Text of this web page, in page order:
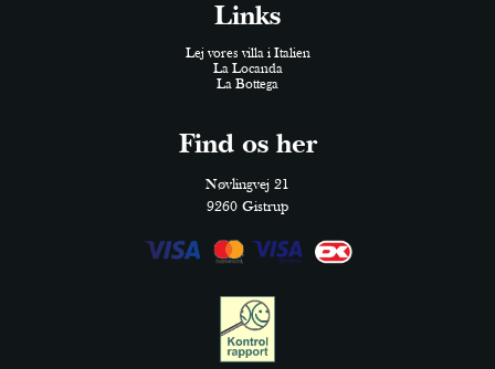
Links
Lej vores villa i Italien
La Locanda
La Bottega
Find os her
Nøvlingvej 21
9260 Gistrup